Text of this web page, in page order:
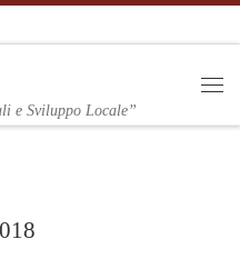
e Sviluppo Locale”